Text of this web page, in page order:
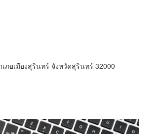
ภอเมืองสุรินทร์ จังหวัดสุรินทร์ 32000